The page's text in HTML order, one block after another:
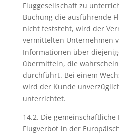
Fluggesellschaft zu
Buchung die ausführende
nicht feststeht, wird der
vermittelten Unternehmen
Informationen über
übermitteln, die
durchführt. Bei einem
wird der Kunde
unterrichtet.
14.2. Die
Flugverbot in der